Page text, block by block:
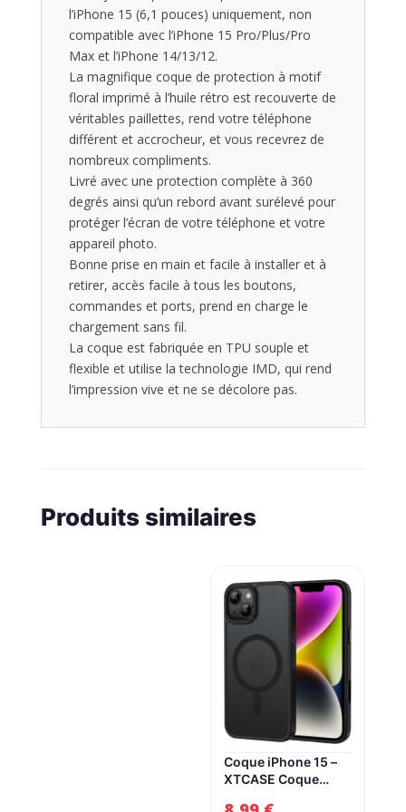
l’iPhone 15 (6,1 pouces) uniquement, non
compatible avec l’iPhone 15 Pro/Plus/Pro
Max et l’iPhone 14/13/12.
La magnifique coque de protection à motif
floral imprimé à l’huile rétro est recouverte de
véritables paillettes, rend votre téléphone
différent et accrocheur, et vous recevrez de
nombreux compliments.
Livré avec une protection complète à 360
degrés ainsi qu’un rebord avant surélevé pour
protéger l’écran de votre téléphone et votre
appareil photo.
Bonne prise en main et facile à installer et à
retirer, accès facile à tous les boutons,
commandes et ports, prend en charge le
chargement sans fil.
La coque est fabriquée en TPU souple et
flexible et utilise la technologie IMD, qui rend
l’impression vive et ne se décolore pas.
Produits similaires
Coque iPhone 15 –
XTCASE Coque